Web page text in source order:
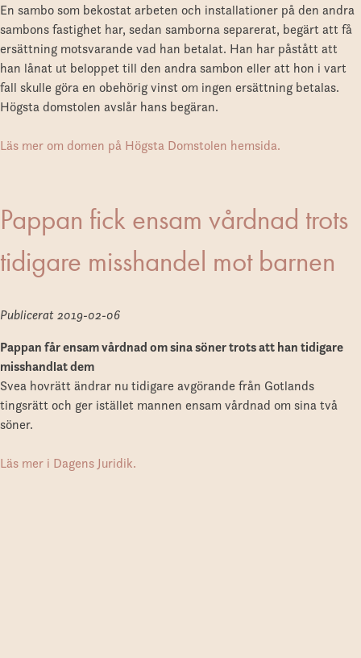
En sambo som bekostat arbeten och installationer på den andra
sambons fastighet har, sedan samborna separerat, begärt att få
ersättning motsvarande vad han betalat. Han har påstått att
han lånat ut beloppet till den andra sambon eller att hon i vart
fall skulle göra en obehörig vinst om ingen ersättning betalas.
Högsta domstolen avslår hans begäran.
Läs mer om domen på Högsta Domstolen hemsida.
Pappan fick ensam vårdnad trots
tidigare misshandel mot barnen
Publicerat2019-02-06
Pappan får ensam vårdnad om sina söner trots att han tidigare
misshandlat dem
Svea hovrätt ändrar nu tidigare avgörande från Gotlands
tingsrätt och ger istället mannen ensam vårdnad om sina två
söner.
Läs mer i Dagens Juridik.